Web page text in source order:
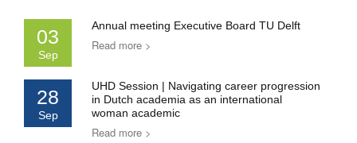
03
Sep
Annual meeting Executive Board TU Delft
Read more >
28
Sep
UHD Session | Navigating career progression
in Dutch academia as an international
woman academic
Read more >